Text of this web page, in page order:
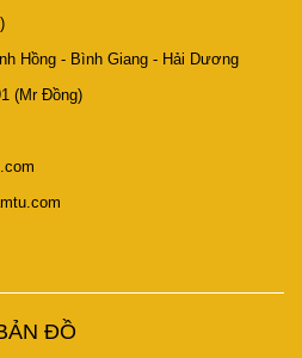
Hồng - Bình Giang - Hải Dương
(Mr Đồng)
ĐỒ